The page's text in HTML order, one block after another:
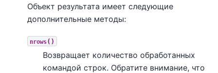
Объект результата имеет следующие
дополнительные методы:
nrows()
Возвращает количество обработанных
командой строк. Обратите внимание, что